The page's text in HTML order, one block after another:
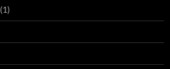
(1)